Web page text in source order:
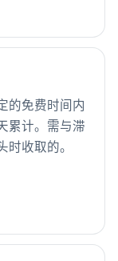
的免费时间内
累计。需与滞
收取的。